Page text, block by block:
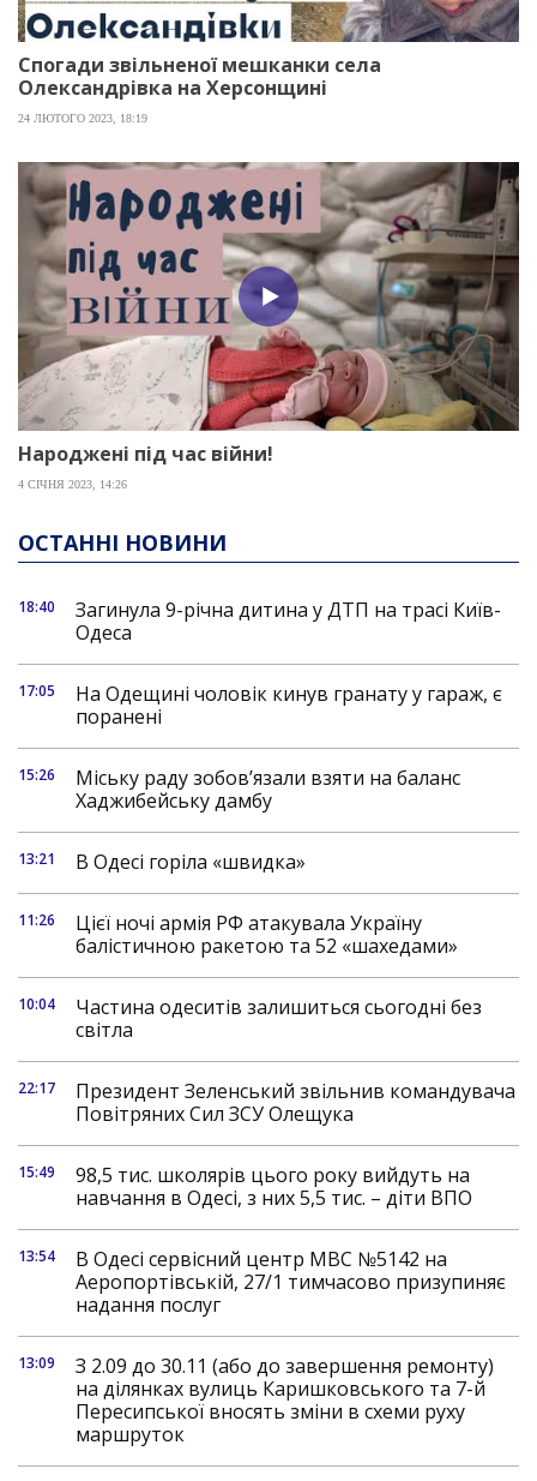
Спогади звільненої мешканки села
Олександрівка на Херсонщині
24 ЛЮТОГО 2023, 18:19
Народжені під час війни!
4 СІЧНЯ 2023, 14:26
ОСТАННІ НОВИНИ
18:40
Загинула 9-річна дитина у ДТП на трасі Київ-
Одеса
17:05
На Одещині чоловік кинув гранату у гараж, є
поранені
15:26
Міську раду зобов’язали взяти на баланс
Хаджибейську дамбу
13:21 В Одесі горіла «швидка»
11:26
Цієї ночі армія РФ атакувала Україну
балістичною ракетою та 52 «шахедами»
10:04
Частина одеситів залишиться сьогодні без
світла
22:17
Президент Зеленський звільнив командувача
Повітряних Сил ЗСУ Олещука
15:49
98,5 тис. школярів цього року вийдуть на
навчання в Одесі, з них 5,5 тис. – діти ВПО
13:54
В Одесі сервісний центр МВС №5142 на
Аеропортівській, 27/1 тимчасово призупиняє
надання послуг
13:09
З 2.09 до 30.11 (або до завершення ремонту)
на ділянках вулиць Каришковського та 7-й
Пересипської вносять зміни в схеми руху
маршруток